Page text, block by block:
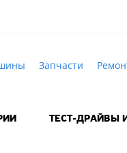
Запчасти
ТЕСТ-ДРАЙВЫ